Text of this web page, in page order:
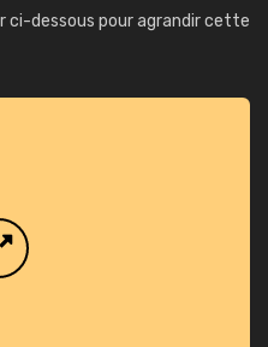
ci-dessous pour agrandir cette